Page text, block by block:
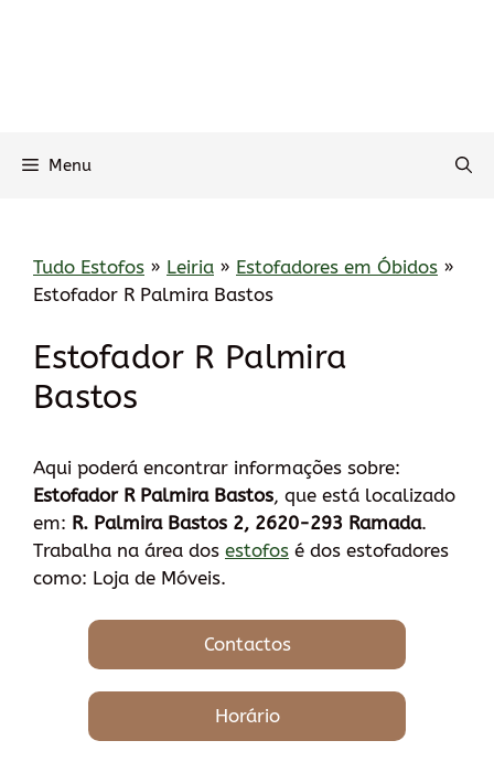
Menu
Tudo Estofos » Leiria » Estofadores em Óbidos »
Estofador R Palmira Bastos
Estofador R Palmira
Bastos
Aqui poderá encontrar informações sobre:
Estofador R Palmira Bastos, que está localizado
em: R. Palmira Bastos 2, 2620-293 Ramada.
Trabalha na área dos estofos é dos estofadores
como: Loja de Móveis.
Contactos
Horário